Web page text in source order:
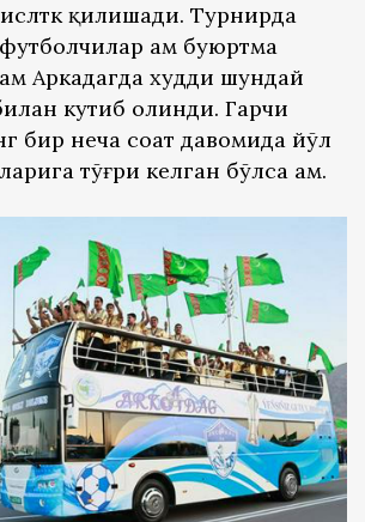
қилишади. Турнирда
ҳам буюртма
Аркадагда худди шундай
кутиб олинди. Гарчи
бир неча соат давомида йўл
тўғри келган бўлса ҳам.